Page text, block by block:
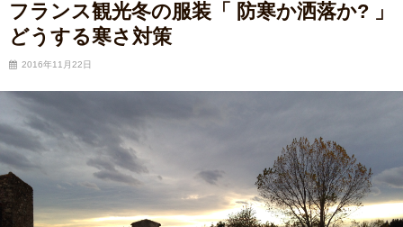
フランス観光冬の服装「 防寒か洒落か? 」
どうする寒さ対策
2016年11月22日